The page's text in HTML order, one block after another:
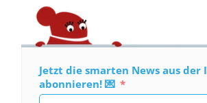
Jetzt die smarten News aus der
abonnieren! 💌